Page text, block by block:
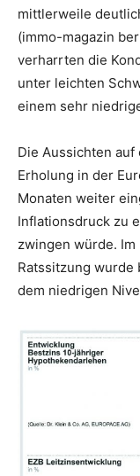
mittlerweile
(immo-magazin
verharrten die
unter leichten
einem sehr
Die Aussichten
Erholung in der
Monaten weiter
Inflationsdruck zu
zwingen würde.
Ratssitzung wurde
dem niedrigen